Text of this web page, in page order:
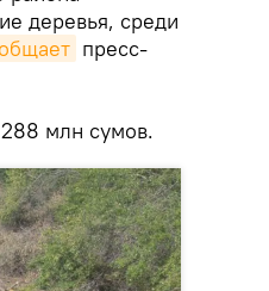
деревья, среди
пресс-
млн сумов.